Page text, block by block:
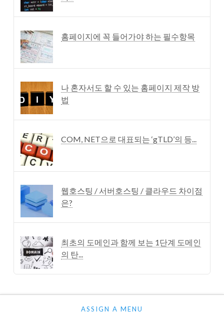
홈페이지에 꼭 들어가야 하는 필수항목
나 혼자서도 할 수 있는 홈페이지 제작 방
법
COM, NET으로 대표되는 ‘gTLD’의 등...
웹호스팅 / 서버호스팅 / 클라우드 차이점
은?
최초의 도메인과 함께 보는 1단계 도메인
의 탄...
ASSIGN A MENU